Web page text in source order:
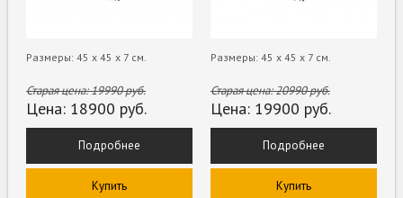
Размеры: 45 x 45 x 7 см.
Старая цена:19990руб.
Цена: 18900 руб.
Подробнее
Купить
Размеры: 45 x 45 x 7 см.
Старая цена:20990руб.
Цена: 19900 руб.
Подробнее
Купить